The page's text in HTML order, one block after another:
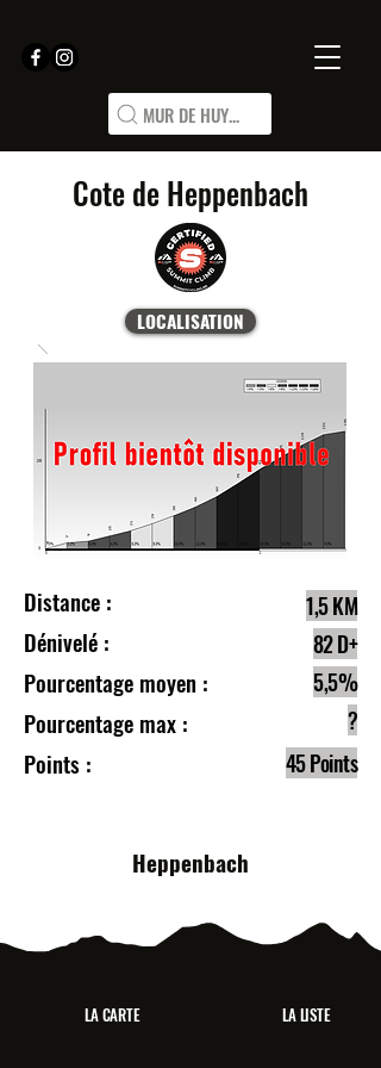
MUR DE HUY...
Cote de Heppenbach
LOCALISATION
Distance :
Dénivelé :
Pourcentage moyen :
Pourcentage max :
Points :
1,5 KM
82 D+
5,5%
?
45 Points
Heppenbach
LA CARTE LA LISTE